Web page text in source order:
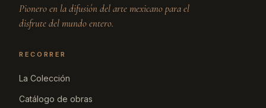
Pionero en la difusión del arte mexicano para el
disfrute del mundo entero.
RECORRER
La Colección
Catálogo de obras